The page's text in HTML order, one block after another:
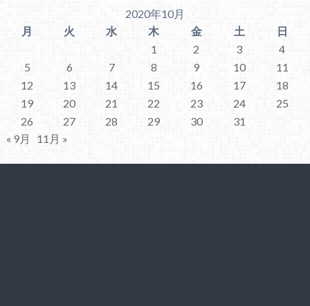
2020年10月
月
火 水 木 金 土
日
1
2 3
4
5
6 7 8 9 10
11
12
13 14 15 16 17
18
19
20 21 22 23 24
25
26
27 28 29 30
31
« 9月
11月 »